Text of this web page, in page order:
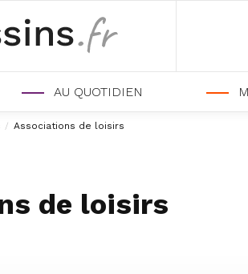
AU QUOTIDIEN
/ Associations de loisirs
de loisirs